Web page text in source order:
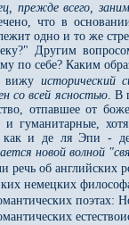
прежде всего,
что в
одно и то же
Другим
по себе? Каким
вижу исторический
со всей ясностью. В
отпавшее от
и гуманитарные,
как и де ля Эпи -
новой волной
речь об английских
немецких
поэтах: